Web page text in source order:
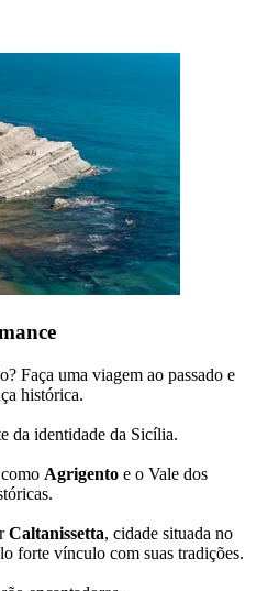
Faça uma viagem ao passado e
histórica.
da identidade da Sicília.
Agrigento e o Vale dos
Caltanissetta, cidade situada no
forte vínculo com suas tradições.